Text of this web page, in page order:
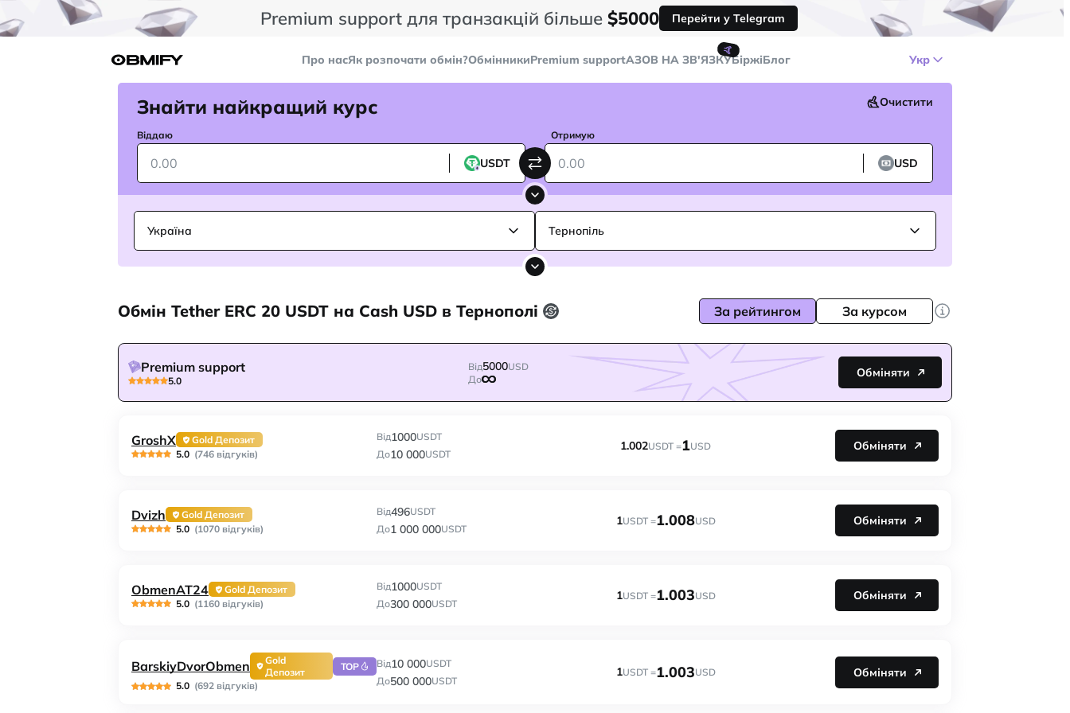
Premium support для транзакцій більше $5000 Перейти у Telegram
Про насЯк розпочати обмін?ОбмінникиPremium support
🤙
AЗОВ НА ЗВ'ЯЗКУБіржіБлог Укр
Знайти найкращий курс Очистити
Віддаю
USDT
Отримую
USD
Україна Тернопіль
Обмін Tether ERC 20 USDT на Cash USD в Тернополі За рейтингом За курсом
Premium support
5.0
Від5000USD
До
Обміняти
GroshX
Gold Депозит
5.0 (746 відгуків)
Від1000USDT
До10 000USDT
1.002USDT =1USD Обміняти
Dvizh
Gold Депозит
5.0 (1070 відгуків)
Від496USDT
До1 000 000USDT
1USDT =1.008USD Обміняти
ObmenAT24
Gold Депозит
5.0 (1160 відгуків)
Від1000USDT
До300 000USDT
1USDT =1.003USD Обміняти
BarskiyDvorObmen
Gold
Депозит
TOP
5.0 (692 відгуків)
Від 10 000USDT
До500 000USDT
1USDT =1.003USD Обміняти